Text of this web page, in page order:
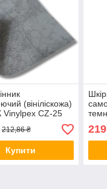
(вініліскожа)
Vinylpex CZ-25
212,86 ₴
Купити
219